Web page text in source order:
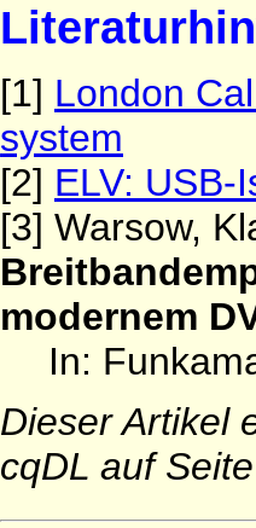
[1] London
system
[2] ELV: USB-
[3] Warsow,
modernem
In:
Dieser Artikel
cqDL auf